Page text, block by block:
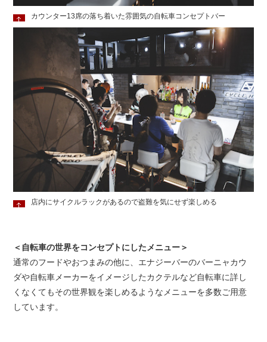
カウンター13席の落ち着いた雰囲気の自転車コンセプトバー
店内にサイクルラックがあるので盗難を気にせず楽しめる
＜自転車の世界をコンセプトにしたメニュー＞
通常のフードやおつまみの他に、エナジーバーのバーニャカウ
ダや自転車メーカーをイメージしたカクテルなど自転車に詳し
くなくてもその世界観を楽しめるようなメニューを多数ご用意
しています。